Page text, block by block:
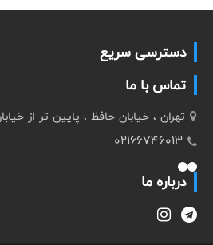
دسترسی سریع
تماس با ما
تهران ، خیابان حافظ ، پایین تر از
02166746013
درباره ما